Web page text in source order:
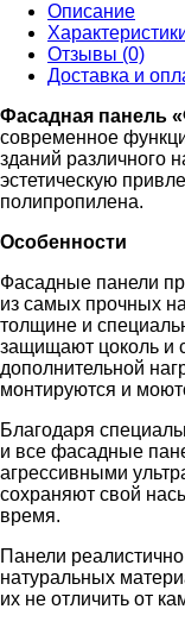
Описание
Отзывы (0)
Доставка и
Фасадная панель
современное
зданий различного
эстетическую
полипропилена.
Особенности
Фасадные панели
из самых прочных
толщине и
защищают цоколь и
дополнительной
монтируются и
Благодаря
и все фасадные
агрессивными
сохраняют свой
время.
Панели
натуральных
их не отличить от